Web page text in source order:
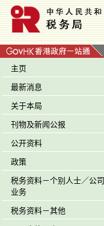
主页
最新消息
关于本局
刊物及新闻公报
公开资料
政策
税务资料－个别人士／公司
业务
税务资料－其他